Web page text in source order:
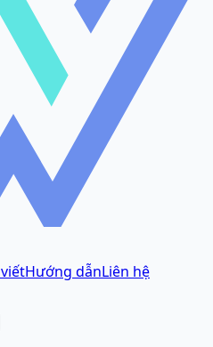
Hướng dẫnLiên hệ